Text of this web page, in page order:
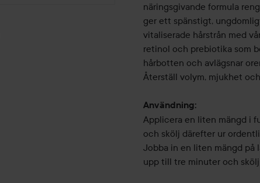
näringsgivande formula
ger ett spänstigt,
vitaliserade hårstrån med
retinol och prebiotika som
hårbotten och avlägsnar
Återställ volym, mjukhet
Användning:
Applicera en liten mängd i
och skölj därefter ur
Jobba in en liten mängd på
upp till tre minuter och